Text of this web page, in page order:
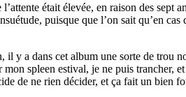
était élevée, en raison des sept
puisque que l’on sait qu’en
il y a dans cet album une sorte de trou
spleen estival, je ne puis trancher,
de ne rien décider, et ça fait un bien